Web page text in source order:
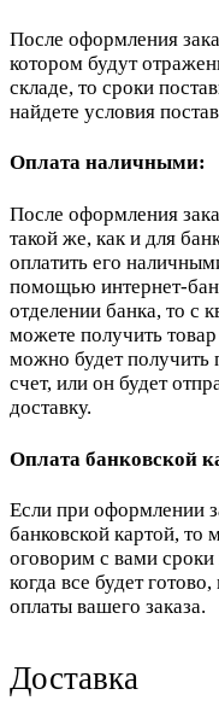
После оформления
котором будут
складе, то сроки
найдете условия
Оплата наличными:
После оформления
такой же, как и для
оплатить его
помощью интернет-
отделении банка, то с
можете получить
можно будет получить
счет, или он будет
доставку.
Оплата банковской
Если при оформлении
банковской картой, то
оговорим с вами сроки
когда все будет
оплаты вашего заказа.
Доставка